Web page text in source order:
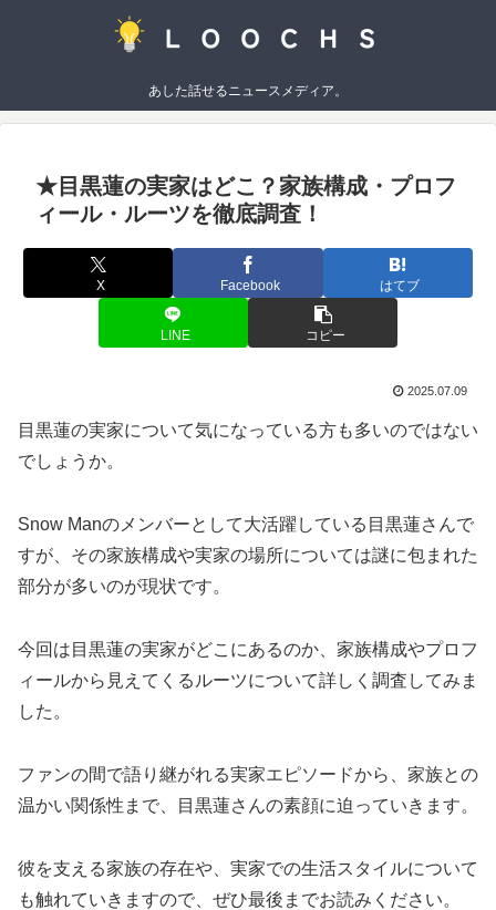
あした話せるニュースメディア。
★目黒蓮の実家はどこ？家族構成・プロフ
ィール・ルーツを徹底調査！
X Facebook はてブ
LINE コピー
2025.07.09
目黒蓮の実家について気になっている方も多いのではない
でしょうか。
Snow Manのメンバーとして大活躍している目黒蓮さんで
すが、その家族構成や実家の場所については謎に包まれた
部分が多いのが現状です。
今回は目黒蓮の実家がどこにあるのか、家族構成やプロフ
ィールから見えてくるルーツについて詳しく調査してみま
した。
ファンの間で語り継がれる実家エピソードから、家族との
温かい関係性まで、目黒蓮さんの素顔に迫っていきます。
彼を支える家族の存在や、実家での生活スタイルについて
も触れていきますので、ぜひ最後までお読みください。